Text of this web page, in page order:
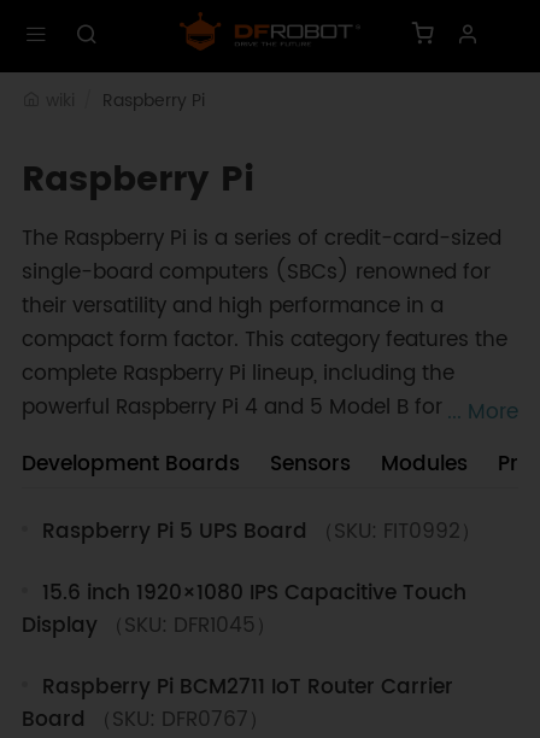
Raspberry Pi
Raspberry Pi
The Raspberry Pi is a series of credit-card-sized
single-board computers (SBCs) renowned for
their versatility and high performance in a
compact form factor. This category features the
complete Raspberry Pi lineup, including the
powerful Raspberry Pi 4 and 5 Model B for
compact Zero series for embedded applications.
supported by a wide array of industrial and
creative peripherals, such as high-resolution
touch displays, camera modules, and specialized
expansion HATs for motor control and power
management (UPS). This Wiki provides
comprehensive technical documentation, pinout
... More
Development Boards
Sensors Modules
Raspberry Pi 5 UPS Board
（SKU: FIT0992）
15.6 inch 1920×1080 IPS Capacitive Touch
Display
（SKU: DFR1045）
Raspberry Pi BCM2711 IoT Router Carrier
Board
（SKU: DFR0767）